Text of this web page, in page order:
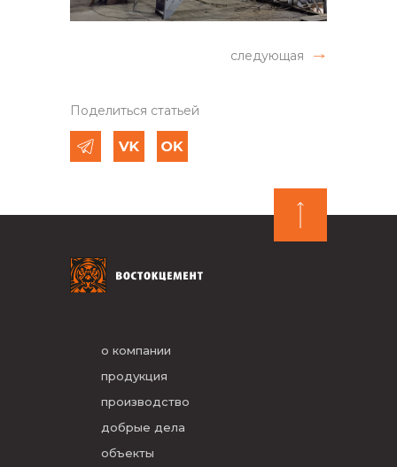
следующая
Поделиться статьей
о компании
продукция
производство
добрые дела
объекты